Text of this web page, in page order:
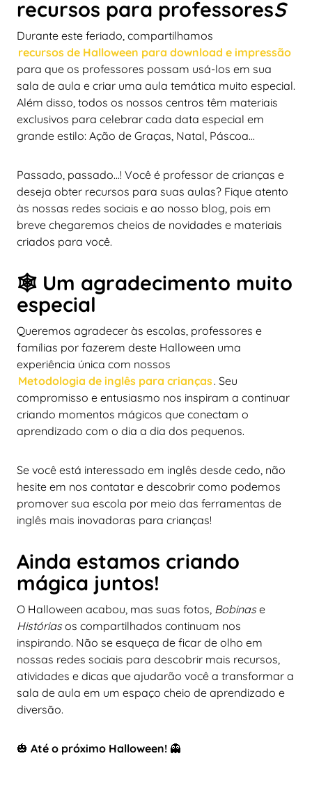
recursos para professoresS
Durante este feriado, compartilhamos
recursos de Halloween para download e impressão
para que os professores possam usá-los em sua
sala de aula e criar uma aula temática muito especial.
Além disso, todos os nossos centros têm materiais
exclusivos para celebrar cada data especial em
grande estilo: Ação de Graças, Natal, Páscoa...
Passado, passado...! Você é professor de crianças e
deseja obter recursos para suas aulas? Fique atento
às nossas redes sociais e ao nosso blog, pois em
breve chegaremos cheios de novidades e materiais
criados para você.
🕸️ Um agradecimento muito
especial
Queremos agradecer às escolas, professores e
famílias por fazerem deste Halloween uma
experiência única com nossos
Metodologia de inglês para crianças. Seu
compromisso e entusiasmo nos inspiram a continuar
criando momentos mágicos que conectam o
aprendizado com o dia a dia dos pequenos.
Se você está interessado em inglês desde cedo, não
hesite em nos contatar e descobrir como podemos
promover sua escola por meio das ferramentas de
inglês mais inovadoras para crianças!
Ainda estamos criando
mágica juntos!
O Halloween acabou, mas suas fotos, Bobinase
Históriasos compartilhados continuam nos
inspirando. Não se esqueça de ficar de olho em
nossas redes sociais para descobrir mais recursos,
atividades e dicas que ajudarão você a transformar a
sala de aula em um espaço cheio de aprendizado e
diversão.
🎃 Até o próximo Halloween! 👻